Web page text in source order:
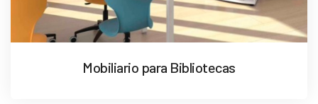
Mobiliario para Bibliotecas